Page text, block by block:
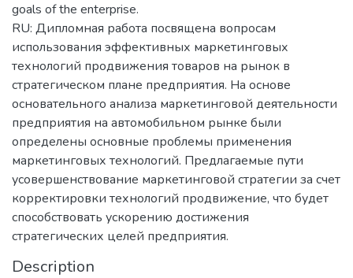
goals of the enterprise.
RU: Дипломная работа посвящена вопросам
использования эффективных маркетинговых
технологий продвижения товаров на рынок в
стратегическом плане предприятия. На основе
основательного анализа маркетинговой деятельности
предприятия на автомобильном рынке были
определены основные проблемы применения
маркетинговых технологий. Предлагаемые пути
усовершенствование маркетинговой стратегии за счет
корректировки технологий продвижение, что будет
способствовать ускорению достижения
стратегических целей предприятия.
Description